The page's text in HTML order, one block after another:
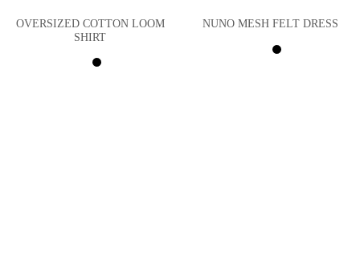
OVERSIZED COTTON LOOM
SHIRT
NUNO MESH FELT DRESS